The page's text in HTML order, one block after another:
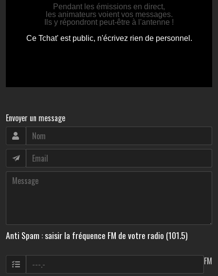
Envoyer un message
Anti Spam : saisir la fréquence FM de votre radio (101.5)
FM